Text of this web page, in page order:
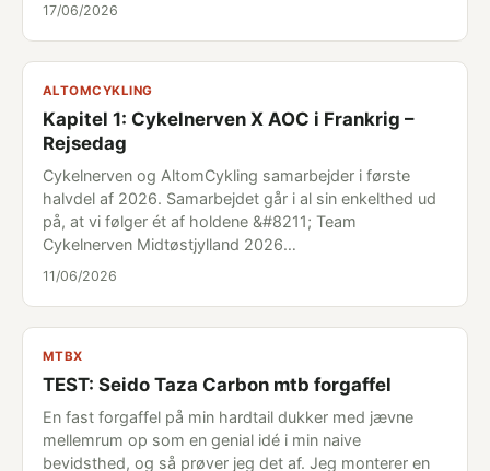
17/06/2026
ALTOMCYKLING
Kapitel 1: Cykelnerven X AOC i Frankrig –
Rejsedag
Cykelnerven og AltomCykling samarbejder i første
halvdel af 2026. Samarbejdet går i al sin enkelthed ud
på, at vi følger ét af holdene &#8211; Team
Cykelnerven Midtøstjylland 2026…
11/06/2026
MTBX
TEST: Seido Taza Carbon mtb forgaffel
En fast forgaffel på min hardtail dukker med jævne
mellemrum op som en genial idé i min naive
bevidsthed, og så prøver jeg det af. Jeg monterer en